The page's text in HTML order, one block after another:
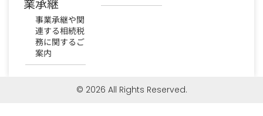
事業承継や関
連する相続税
務に関するご
案内
© 2026 All Rights Reserved.